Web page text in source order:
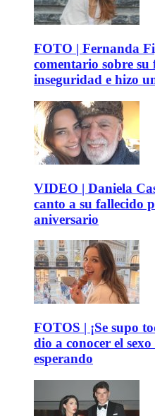
FOTO | Fernanda
comentario sobre su
inseguridad e hizo
VIDEO | Daniela
canto a su fallecido
aniversario
FOTOS | ¡Se supo
dio a conocer el sexo
esperando